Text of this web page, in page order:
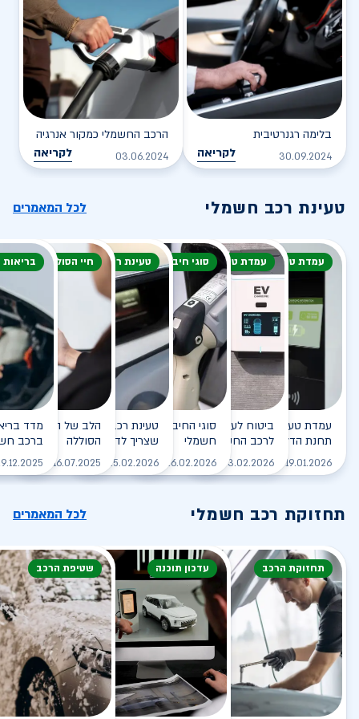
בלימה רגנרטיבית
30.09.2024 לקריאה
הרכב החשמלי כמקור אנרגיה
03.06.2024 לקריאה
טעינת רכב חשמלי לכל המאמרים
עמדת טעינה
עמדת טעינה - הסוף של
תחנת הדלק?
19.01.2026 לקריאה
עמדת טעינה
ביטוח לעמדת טעינה ביתית
לרכב החשמלי
03.02.2026 לקריאה
סוגי חיבור
סוגי החיבורים לטעינת רכב
חשמלי
26.02.2026 לקריאה
טעינת רכב חשמלי
טעינת רכב חשמלי - כל מה
שצריך לדעת
25.02.2026 לקריאה
חיי הסוללה
הלב של הרכב
הסוללה
16.07.2025
ברכב
תחזוקת רכב חשמלי לכל המאמרים
תחזוקת הרכב עדכון תוכנה שטיפת הרכב